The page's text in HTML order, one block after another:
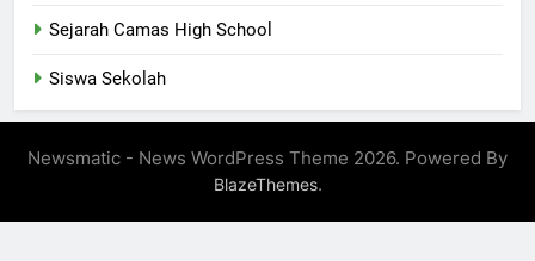
Sejarah Camas High School
Siswa Sekolah
Newsmatic - News WordPress Theme 2026. Powered By
BlazeThemes.